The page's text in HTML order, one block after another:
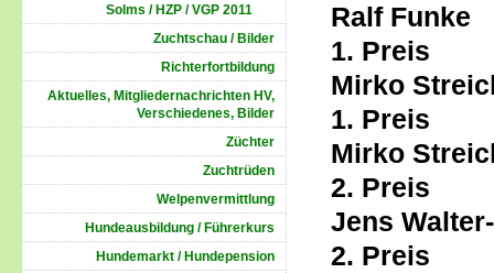
Ralf Funke
1.
Mirko
1.
Mirko
2.
Jens
2.
Solms / HZP / VGP 2011
Zuchtschau / Bilder
Richterfortbildung
Aktuelles, Mitgliedernachrichten HV,
Verschiedenes, Bilder
Züchter
Zuchtrüden
Welpenvermittlung
Hundeausbildung / Führerkurs
Hundemarkt / Hundepension